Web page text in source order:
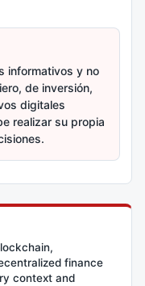
informativos y no
de inversión,
digitales
realizar su propia
finance
context and